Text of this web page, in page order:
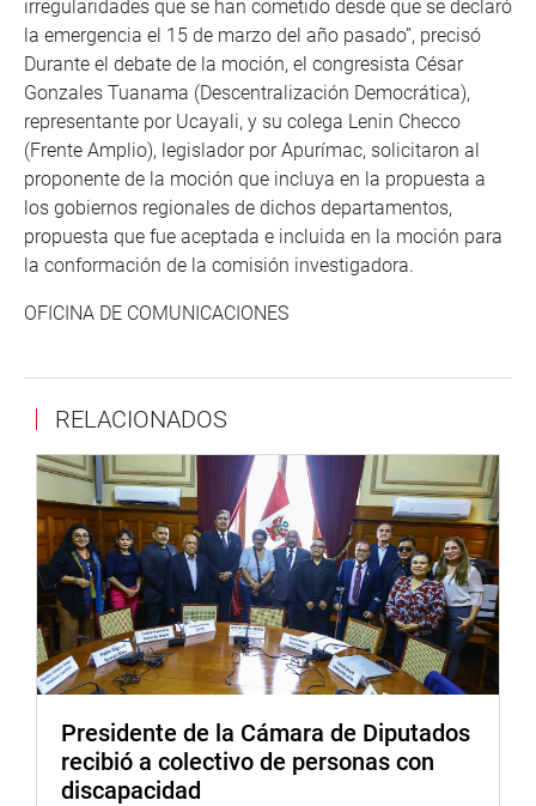
irregularidades que se han cometido desde que se declaró
la emergencia el 15 de marzo del año pasado”, precisó
Durante el debate de la moción, el congresista César
Gonzales Tuanama (Descentralización Democrática),
representante por Ucayali, y su colega Lenin Checco
(Frente Amplio), legislador por Apurímac, solicitaron al
proponente de la moción que incluya en la propuesta a
los gobiernos regionales de dichos departamentos,
propuesta que fue aceptada e incluida en la moción para
la conformación de la comisión investigadora.
OFICINA DE COMUNICACIONES
RELACIONADOS
Presidente de la Cámara de Diputados
recibió a colectivo de personas con
discapacidad